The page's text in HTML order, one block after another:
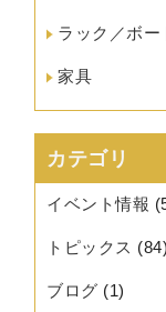
ラック／ボー
家具
カテゴリ
イベント情報
トピックス (84)
ブログ (1)